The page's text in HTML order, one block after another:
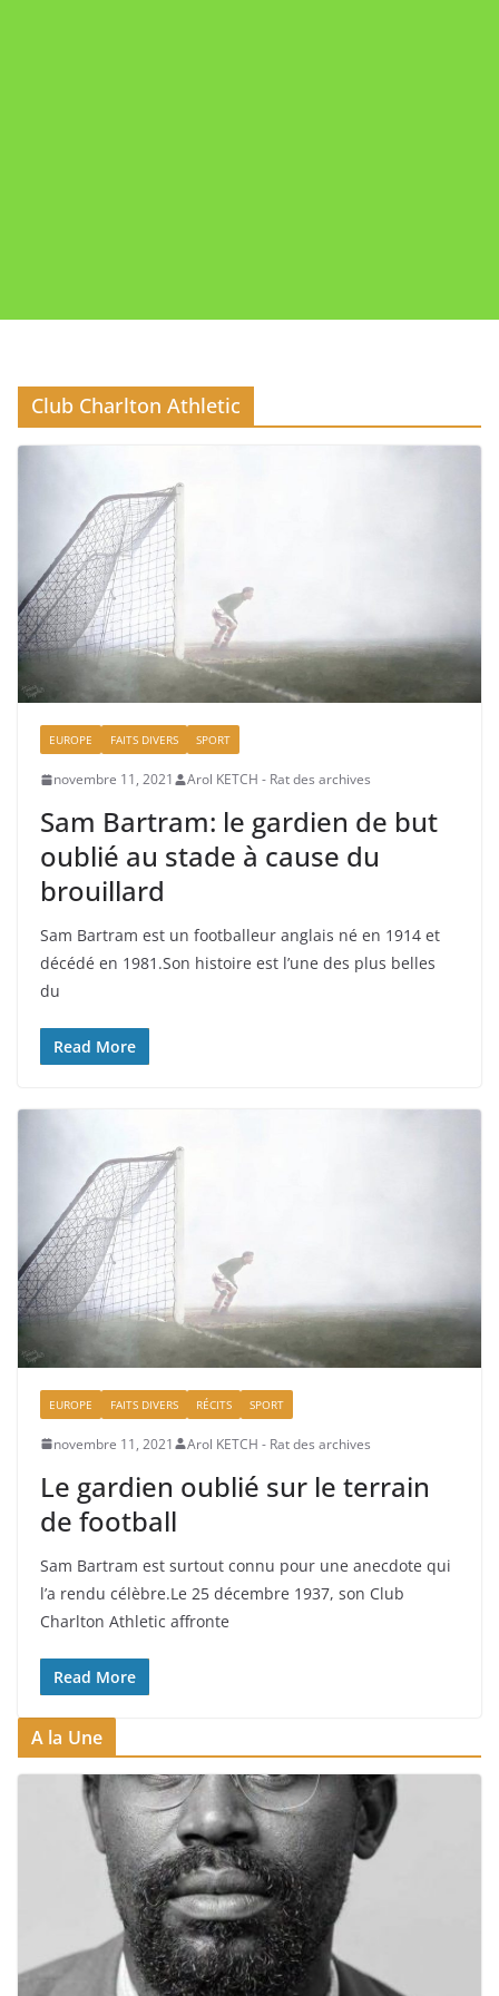
Club Charlton Athletic
EUROPE FAITS DIVERS SPORT
novembre 11, 2021 Arol KETCH - Rat des archives
Sam Bartram: le gardien de but
oublié au stade à cause du
brouillard
Sam Bartram est un footballeur anglais né en 1914 et
décédé en 1981.Son histoire est l’une des plus belles
du
Read More
EUROPE FAITS DIVERS RÉCITS SPORT
novembre 11, 2021 Arol KETCH - Rat des archives
Le gardien oublié sur le terrain
de football
Sam Bartram est surtout connu pour une anecdote qui
l’a rendu célèbre.Le 25 décembre 1937, son Club
Charlton Athletic affronte
Read More
A la Une